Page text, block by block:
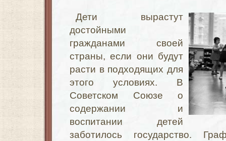
Дети вырастут
достойными
гражданами своей
страны, если они будут
расти в подходящих для
этого условиях. В
Советском Союзе о
содержании и
воспитании детей
заботилось государство.